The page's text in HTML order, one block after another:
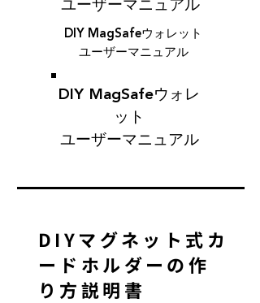
ユーザーマニュアル
DIY MagSafeウォレット
ユーザーマニュアル
DIY MagSafeウォレ
ット
ユーザーマニュアル
DIYマグネット式カ
ードホルダーの作
り方説明書